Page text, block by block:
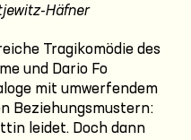
Häfner
Tragikomödie des
und Dario Fo
mit umwerfendem
Beziehungsmustern:
leidet. Doch dann